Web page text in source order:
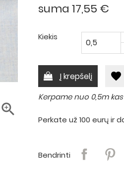

suma 17,55 €
Kiekis
Į krepšelį favorite
Kerpame nuo 0,5m kas
Perkate už 100 eurų ir
Bendrinti